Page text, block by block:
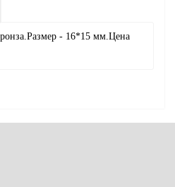
- 16*15 мм.Цена